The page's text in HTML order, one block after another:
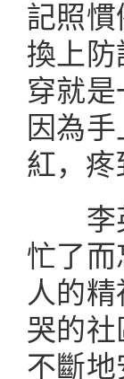
記照
換上
穿就
因為
紅，疼
李英
忙了
人的
哭的
不斷